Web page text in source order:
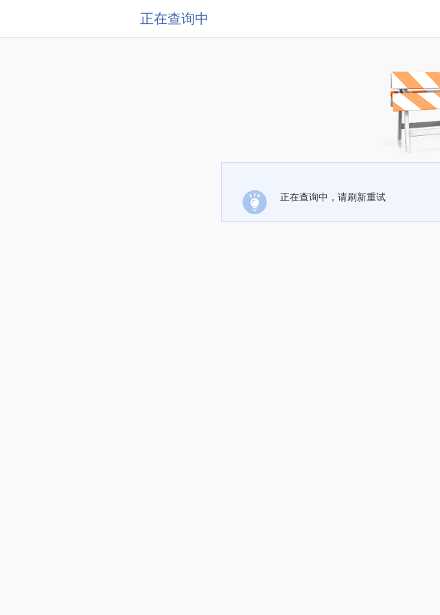
正在查询中
正在查询中，请刷新重试